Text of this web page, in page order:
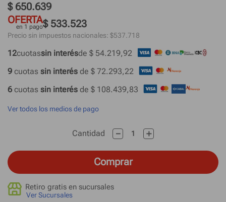
$ 650.639
OFERTA
en 1 pago$ 533.523
Precio sin impuestos nacionales: $537.718
12cuotassin interésde $ 54.219,92
9 cuotas sin interés de $ 72.293,22
6 cuotas sin interés de $ 108.439,83
Ver todos los medios de pago
Comprar
Cantidad ＋
－
Retiro gratis en sucursales
Ver Sucursales